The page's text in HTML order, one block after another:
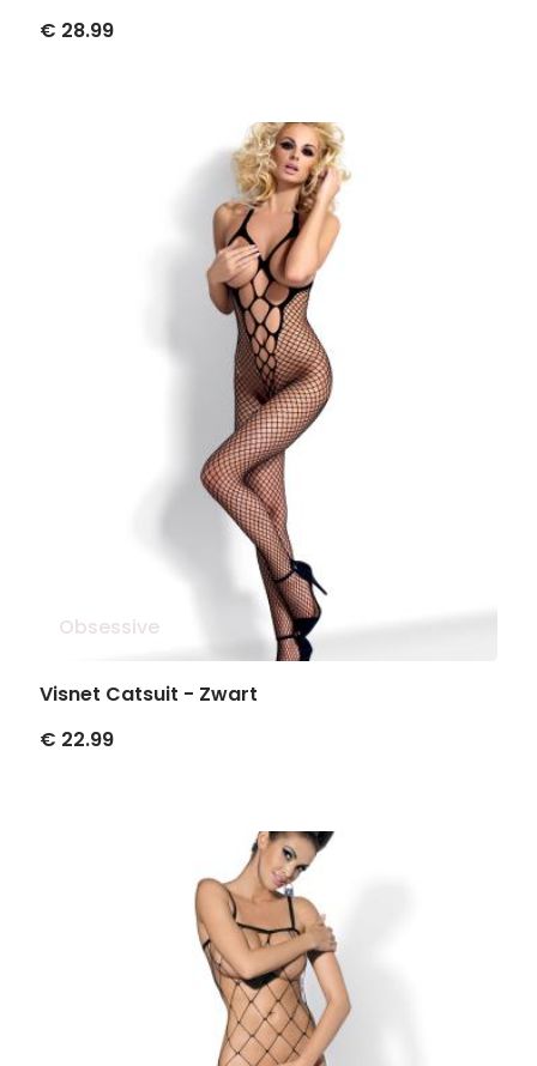
€ 28.99
Obsessive
Visnet Catsuit - Zwart
€ 22.99